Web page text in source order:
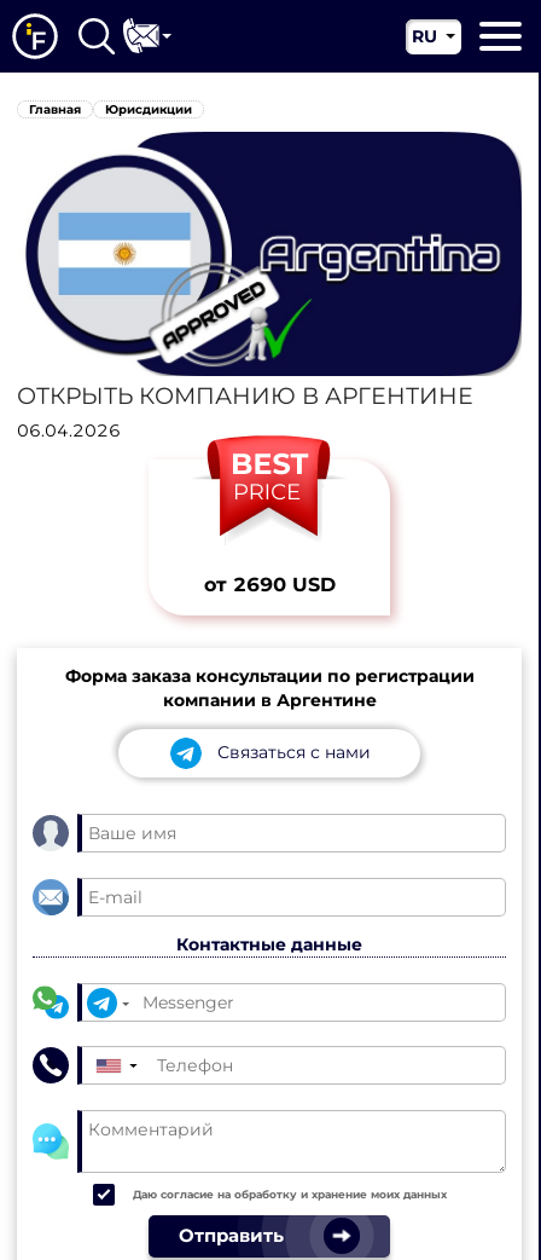
О нас
Новости
Юрисдикции
RU
EN
Главная Юрисдикции
ОТКРЫТЬ КОМПАНИЮ В АРГЕНТИНЕ
06.04.2026
от 2690 USD
Форма заказа консультации по регистрации
компании в Аргентине
Связаться с нами
Контактные данные
▼
Даю согласие на обработку и хранение моих данных
Отправить